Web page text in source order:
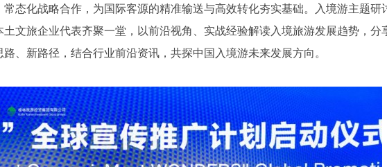
态化战略合作，为国际客源的精准输送与高效转化夯实基础。入境游主题研
文旅企业代表齐聚一堂，以前沿视角、实战经验解读入境旅游发展趋势，分
、新路径，结合行业前沿资讯，共探中国入境游未来发展方向。